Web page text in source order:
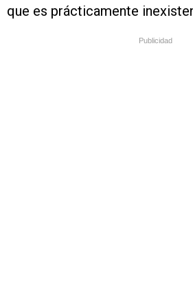
que es prácticamente
Publicidad